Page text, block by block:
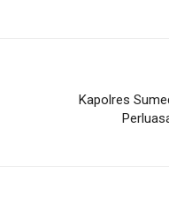
Kapolres